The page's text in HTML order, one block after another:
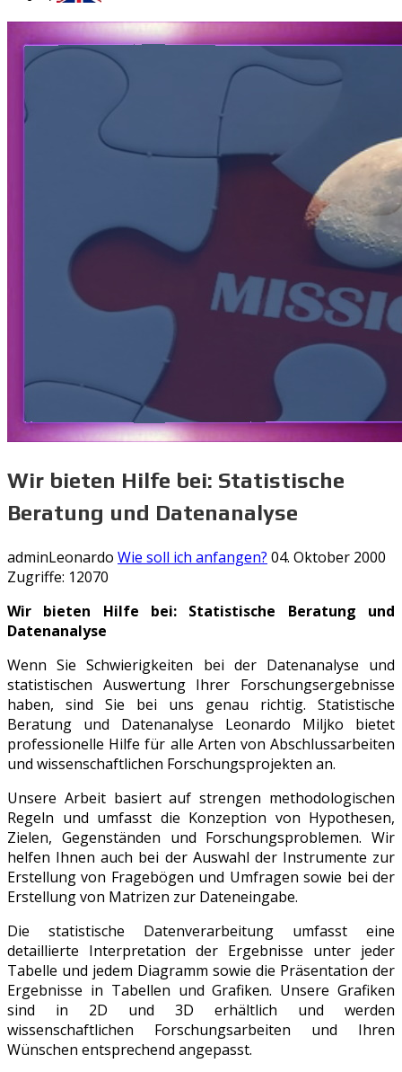
Wir bieten Hilfe bei: Statistische
Beratung und Datenanalyse
adminLeonardo Wie soll ich anfangen? 04. Oktober 2000
Zugriffe: 12070
Wir bieten Hilfe bei: Statistische Beratung und
Datenanalyse
Wenn Sie Schwierigkeiten bei der Datenanalyse und
statistischen Auswertung Ihrer Forschungsergebnisse
haben, sind Sie bei uns genau richtig. Statistische
Beratung und Datenanalyse Leonardo Miljko bietet
professionelle Hilfe für alle Arten von Abschlussarbeiten
und wissenschaftlichen Forschungsprojekten an.
Unsere Arbeit basiert auf strengen methodologischen
Regeln und umfasst die Konzeption von Hypothesen,
Zielen, Gegenständen und Forschungsproblemen. Wir
helfen Ihnen auch bei der Auswahl der Instrumente zur
Erstellung von Fragebögen und Umfragen sowie bei der
Erstellung von Matrizen zur Dateneingabe.
Die statistische Datenverarbeitung umfasst eine
detaillierte Interpretation der Ergebnisse unter jeder
Tabelle und jedem Diagramm sowie die Präsentation der
Ergebnisse in Tabellen und Grafiken. Unsere Grafiken
sind in 2D und 3D erhältlich und werden
wissenschaftlichen Forschungsarbeiten und Ihren
Wünschen entsprechend angepasst.